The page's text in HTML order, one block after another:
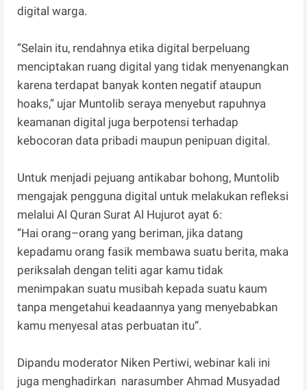
digital warga.
”Selain itu, rendahnya etika digital berpeluang
menciptakan ruang digital yang tidak menyenangkan
karena terdapat banyak konten negatif ataupun
hoaks,” ujar Muntolib seraya menyebut rapuhnya
keamanan digital juga berpotensi terhadap
kebocoran data pribadi maupun penipuan digital.
Untuk menjadi pejuang antikabar bohong, Muntolib
mengajak pengguna digital untuk melakukan refleksi
melalui Al Quran Surat Al Hujurot ayat 6:
”Hai orang–orang yang beriman, jika datang
kepadamu orang fasik membawa suatu berita, maka
periksalah dengan teliti agar kamu tidak
menimpakan suatu musibah kepada suatu kaum
tanpa mengetahui keadaannya yang menyebabkan
kamu menyesal atas perbuatan itu”.
Dipandu moderator Niken Pertiwi, webinar kali ini
juga menghadirkan narasumber Ahmad Musyadad